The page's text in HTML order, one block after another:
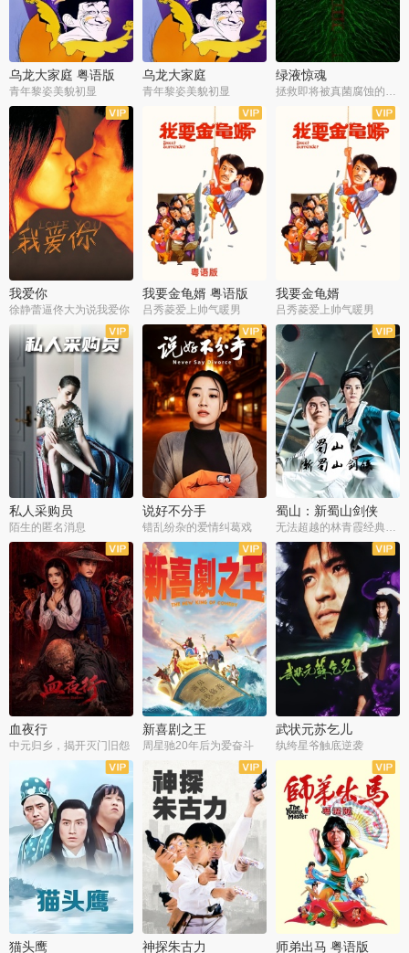
乌龙大家庭 粤语版
青年黎姿美貌初显
乌龙大家庭
青年黎姿美貌初显
绿液惊魂
拯救即将被真菌腐蚀的世界
我爱你
徐静蕾逼佟大为说我爱你
我要金龟婿 粤语版
吕秀菱爱上帅气暖男
我要金龟婿
吕秀菱爱上帅气暖男
私人采购员
陌生的匿名消息
说好不分手
错乱纷杂的爱情纠葛戏
蜀山：新蜀山剑侠
无法超越的林青霞经典角色
血夜行
中元归乡，揭开灭门旧怨
新喜剧之王
周星驰20年后为爱奋斗
武状元苏乞儿
纨绔星爷触底逆袭
猫头鹰 神探朱古力 师弟出马 粤语版